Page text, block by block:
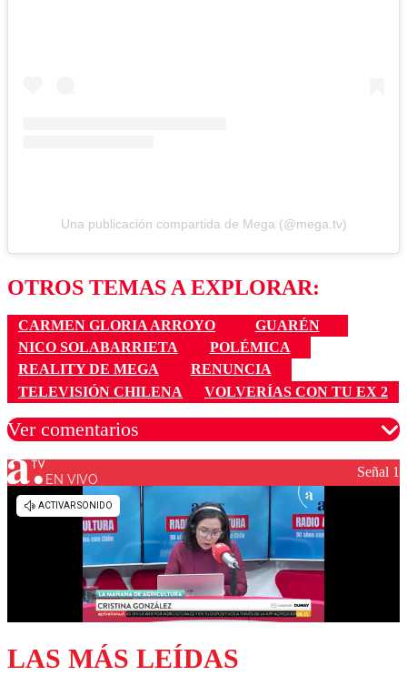
Una publicación compartida de Mega (@mega.tv)
OTROS TEMAS A EXPLORAR:
CARMEN GLORIA ARROYO
GUARÉN
NICO SOLABARRIETA
POLÉMICA
REALITY DE MEGA
RENUNCIA
TELEVISIÓN CHILENA
VOLVERÍAS CON TU EX 2
Ver comentarios
Los comentarios son moderados para garantizar un
diálogo respetuoso.
EN VIVO Señal 1
LAS MÁS LEÍDAS